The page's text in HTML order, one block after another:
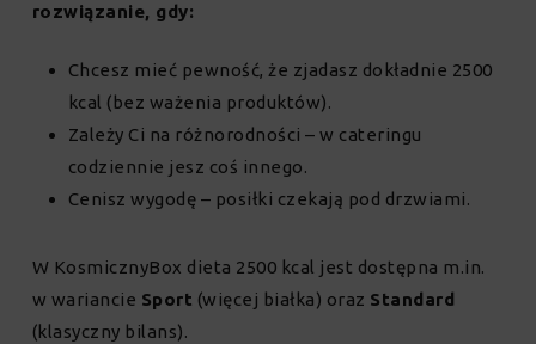
rozwiązanie, gdy:
Chcesz mieć pewność, że zjadasz dokładnie 2500
kcal (bez ważenia produktów).
Zależy Ci na różnorodności – w cateringu
codziennie jesz coś innego.
Cenisz wygodę – posiłki czekają pod drzwiami.
W KosmicznyBox dieta 2500 kcal jest dostępna m.in.
w wariancie Sport (więcej białka) oraz Standard
(klasyczny bilans).